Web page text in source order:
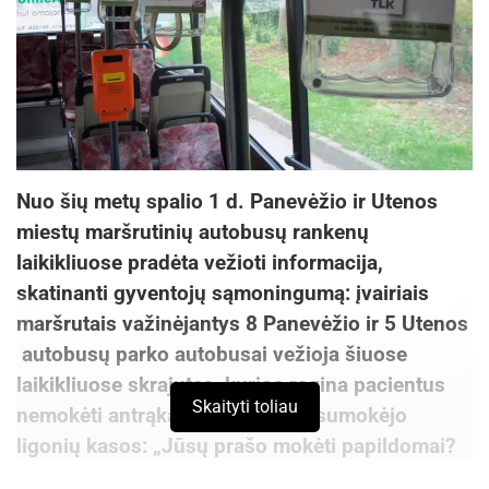
Nuo šių metų spalio 1 d. Panevėžio ir Utenos
miestų maršrutinių autobusų rankenų
laikikliuose pradėta vežioti informacija,
skatinanti gyventojų sąmoningumą: įvairiais
maršrutais važinėjantys 8 Panevėžio ir 5 Utenos
autobusų parko autobusai vežioja šiuose
laikikliuose skrajutes, kurios ragina pacientus
nemokėti antrąkart už tai, už ką sumokėjo
ligonių kasos: „Jūsų prašo mokėti papildomai?
Skaityti toliau